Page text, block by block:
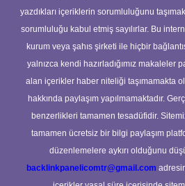
yazdıkları içeriklerin sorumluluğunu
sorumluluğu kabul etmiş sayılırlar. Bu
kurum veya şahıs şirketi ile hiçbir
yalnızca kendi hazırladığımız makaleler
alan içerikler haber niteliği taşımamakta
hakkında paylaşım yapılmamaktadır.
benzerlikleri tamamen tesadüfidir.
tamamen ücretsiz bir bilgi paylaşım
düzenlemelere aykırı olduğunu
backlinkpanelicomtr@gmail.com